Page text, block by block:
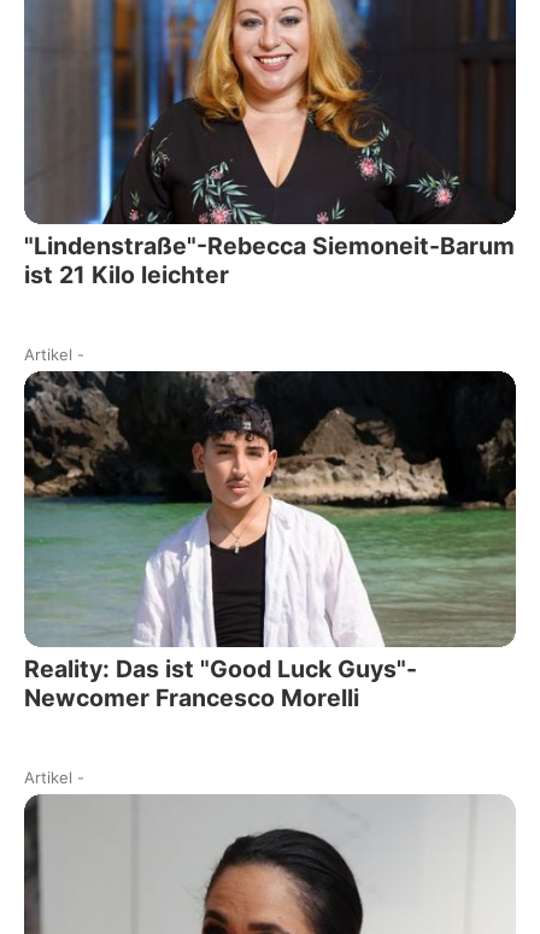
"Lindenstraße"-Rebecca Siemoneit-Barum
ist 21 Kilo leichter
Artikel -
Reality: Das ist "Good Luck Guys"-
Newcomer Francesco Morelli
Artikel -